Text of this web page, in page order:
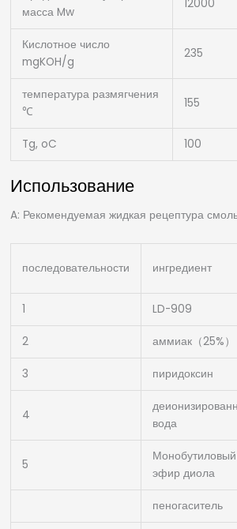
масса Mw
12000
Кислотное число
mgKOH/g
235
температура размягчения
℃
155
Tg, oC 100
Использование
A: Рекомендуемая жидкая рецептура
последовательности ингредиент
1 LD-909
2 аммиак（25%）
3 пиридоксин
4
вода
5
Монобутиловый
эфир диола
пеногаситель